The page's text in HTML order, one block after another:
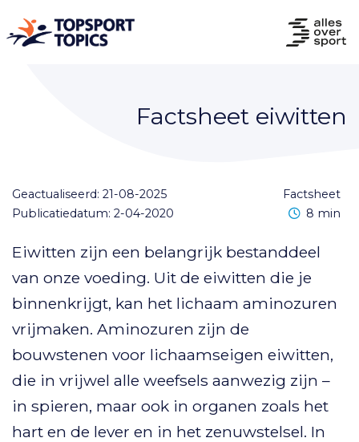
Factsheet eiwitten
factsheet
Geactualiseerd: 21-08-2025
Publicatiedatum: 2-04-2020
Leestijd
8 min
Eiwitten zijn een belangrijk bestanddeel
van onze voeding. Uit de eiwitten die je
binnenkrijgt, kan het lichaam aminozuren
vrijmaken. Aminozuren zijn de
bouwstenen voor lichaamseigen eiwitten,
die in vrijwel alle weefsels aanwezig zijn –
in spieren, maar ook in organen zoals het
hart en de lever en in het zenuwstelsel. In